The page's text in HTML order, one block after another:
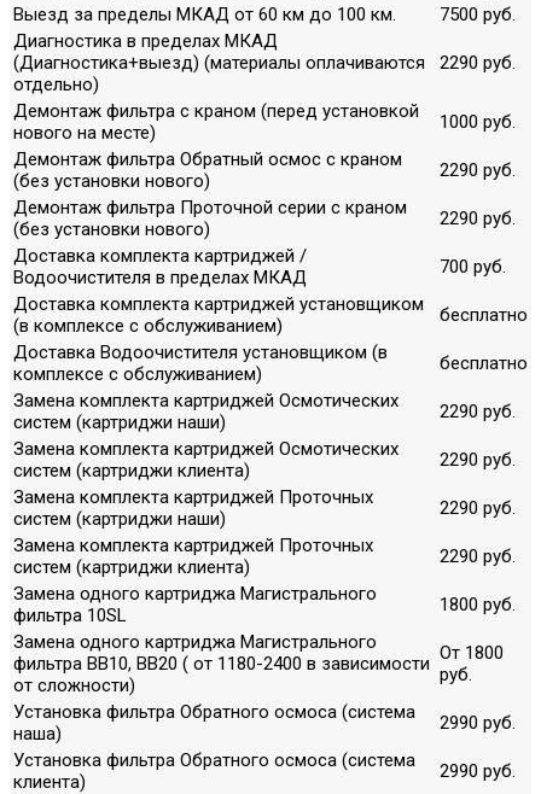
Выезд за пределы МКАД от 60 км до 100 км.
7500 руб.
Диагностика в пределах МКАД
(Диагностика+выезд) (материалы оплачиваются
отдельно)
2290 руб.
Демонтаж фильтра с краном (перед установкой
нового на месте)
1000 руб.
Демонтаж фильтра Обратный осмос с краном
(без установки нового)
2290 руб.
Демонтаж фильтра Проточной серии с краном
(без установки нового)
2290 руб.
Доставка комплекта картриджей /
Водоочистителя в пределах МКАД
700 руб.
Доставка комплекта картриджей установщиком
(в комплексе с обслуживанием)
бесплатно
Доставка Водоочистителя установщиком (в
комплексе с обслуживанием)
бесплатно
Замена комплекта картриджей Осмотических
систем (картриджи наши)
2290 руб.
Замена комплекта картриджей Осмотических
систем (картриджи клиента)
2290 руб.
Замена комплекта картриджей Проточных
систем (картриджи наши)
2290 руб.
Замена комплекта картриджей Проточных
систем (картриджи клиента)
2290 руб.
Замена одного картриджа Магистрального
фильтра 10SL
1800 руб.
Замена одного картриджа Магистрального
фильтра ВВ10, ВВ20 ( от 1180-2400 в зависимости
от сложности)
От 1800
руб.
Установка фильтра Обратного осмоса (система
наша)
2990 руб.
Установка фильтра Обратного осмоса (система
клиента)
2990 руб.